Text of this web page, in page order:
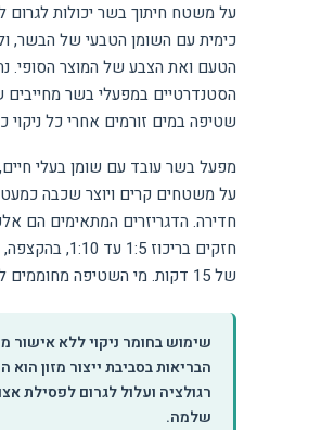
על משטח חיתוך בשר יכולות לגרום
כימית עם השומן הטבעי של הבשר,
הטעם ואת הצבע של המוצר הסופי.
הסטנדרטיים במפעלי בשר מחייבים
שטיפה במים זורמים אחרי כל ניקוי
מפעל בשר עובד עם שומן בעלי
על משטחים קרים ויוצר שכבה
חדירה. הדגריזרים המתאימים הם
חזקים בריכוז 1:5
של 15 דקות. מי השטיפה מחוממים ל-60 צלזיוס.
שימוש בחומר ניקוי ללא אישור
הבריאות בסביבת ייצור מזון הוא
רגולציה ועלול לגרום לפסילת
שלמה.